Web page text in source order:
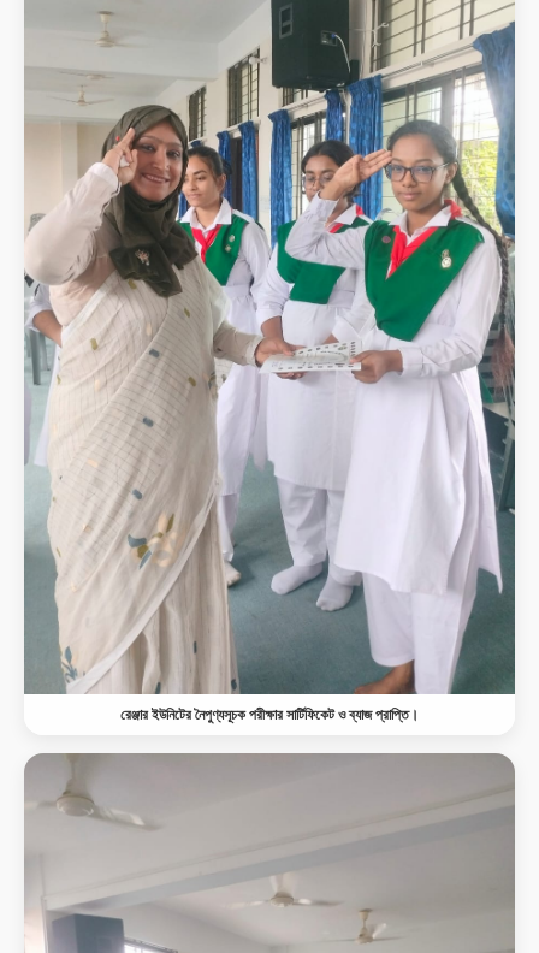
রেঞ্জার ইউনিটের নৈপুণ্যসূচক পরীক্ষার সার্টিফিকেট ও ব্যাজ প্রাপ্তি।